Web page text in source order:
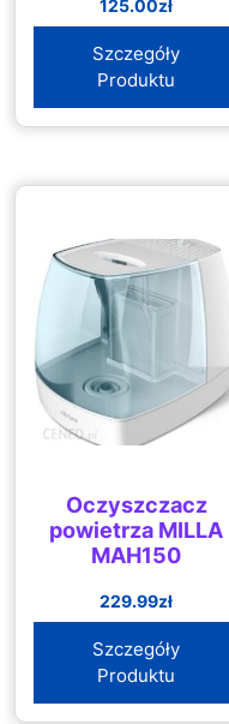
125.00zł
Szczegóły
Produktu
Oczyszczacz
powietrza MILLA
MAH150
229.99zł
Szczegóły
Produktu